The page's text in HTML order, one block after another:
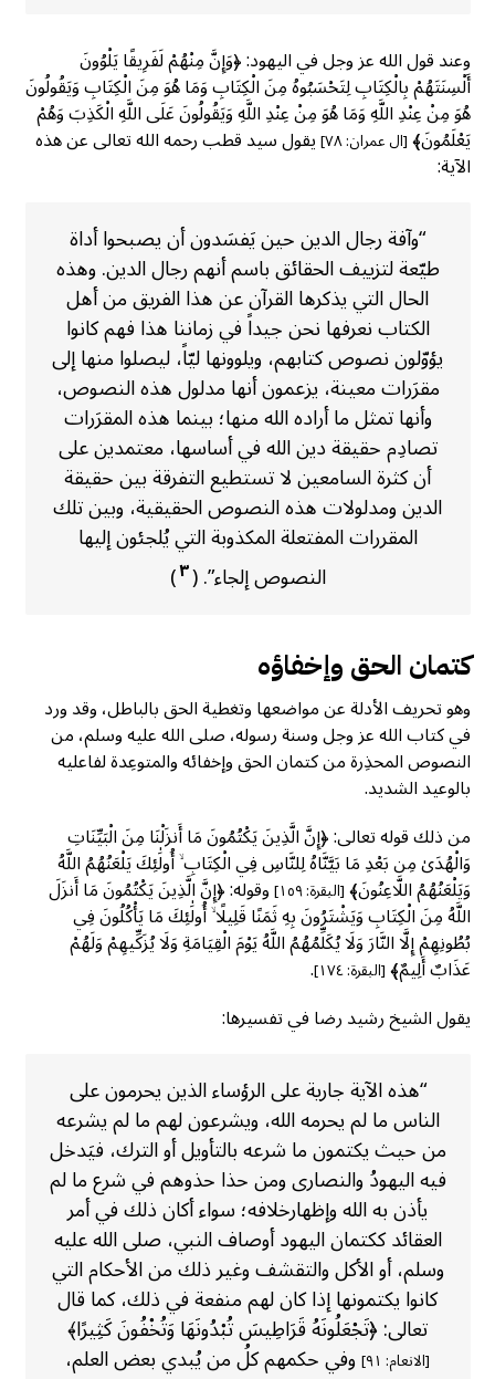
وعند قول الله عز وجل في اليهود: ﴿وَإِنَّ مِنْهُمْ لَفَرِيقًا يَلْوُونَ
أَلْسِنَتَهُمْ بِالْكِتَابِ لِتَحْسَبُوهُ مِنَ الْكِتَابِ وَمَا هُوَ مِنَ الْكِتَابِ وَيَقُولُونَ
هُوَ مِنْ عِنْدِ اللَّهِ وَمَا هُوَ مِنْ عِنْدِ اللَّهِ وَيَقُولُونَ عَلَى اللَّهِ الْكَذِبَ وَهُمْ
يَعْلَمُونَ﴾[ال عمران: ٧٨] يقول سيد قطب رحمه الله تعالى عن هذه
الآية:
“وآفة رجال الدين حين يَفسَدون أن يصبحوا أداة
طيّعة لتزييف الحقائق باسم أنهم رجال الدين. وهذه
الحال التي يذكرها القرآن عن هذا الفريق من أهل
الكتاب نعرفها نحن جيداً في زماننا هذا فهم كانوا
يؤوّلون نصوص كتابهم، ويلوونها ليّاً، ليصلوا منها إلى
مقرَرات معينة، يزعمون أنها مدلول هذه النصوص،
وأنها تمثل ما أراده الله منها؛ بينما هذه المقرَرات
تصادِم حقيقة دين الله في أساسها، معتمدين على
أن كثرة السامعين لا تستطيع التفرقة بين حقيقة
الدين ومدلولات هذه النصوص الحقيقية، وبين تلك
المقررات المفتعلة المكذوبة التي يُلجئون إليها
النصوص إلجاء”. (٣)
كتمان الحق وإخفاؤه
وهو تحريف الأدلة عن مواضعها وتغطية الحق بالباطل، وقد ورد
في كتاب الله عز وجل وسنة رسوله، صلى الله عليه وسلم، من
النصوص المحذِرة من كتمان الحق وإخفائه والمتوعِدة لفاعليه
بالوعيد الشديد.
من ذلك قوله تعالى: ﴿إِنَّ الَّذِينَ يَكْتُمُونَ مَا أَنزَلْنَا مِنَ الْبَيِّنَاتِ
وَالْهُدَىٰ مِن بَعْدِ مَا بَيَّنَّاهُ لِلنَّاسِ فِي الْكِتَابِ ۙ أُولَٰئِكَ يَلْعَنُهُمُ اللَّهُ
وَيَلْعَنُهُمُ اللَّاعِنُونَ﴾[البقرة: ١٥٩] وقوله: ﴿إِنَّ الَّذِينَ يَكْتُمُونَ مَا أَنزَلَ
اللَّهُ مِنَ الْكِتَابِ وَيَشْتَرُونَ بِهِ ثَمَنًا قَلِيلًا ۙ أُولَٰئِكَ مَا يَأْكُلُونَ فِي
بُطُونِهِمْ إِلَّا النَّارَ وَلَا يُكَلِّمُهُمُ اللَّهُ يَوْمَ الْقِيَامَةِ وَلَا يُزَكِّيهِمْ وَلَهُمْ
عَذَابٌ أَلِيمٌ﴾[البقرة: ١٧٤]
.
يقول الشيخ رشيد رضا في تفسيرها:
“هذه الآية جارية على الرؤساء الذين يحرمون على
الناس ما لم يحرمه الله، ويشرعون لهم ما لم يشرعه
من حيث يكتمون ما شرعه بالتأويل أو الترك، فيَدخل
فيه اليهودُ والنصارى ومن حذا حذوهم في شرع ما لم
يأذن به الله وإظهارخلافه؛ سواء أكان ذلك في أمر
العقائد ككتمان اليهود أوصاف النبي، صلى الله عليه
وسلم، أو الأكل والتقشف وغير ذلك من الأحكام التي
كانوا يكتمونها إذا كان لهم منفعة في ذلك، كما قال
تعالى: ﴿تَجْعَلُونَهُ قَرَاطِيسَ تُبْدُونَهَا وَتُخْفُونَ كَثِيرًا﴾
[الانعام: ٩١]
وفي حكمهم كلُ من يُبدي بعض العلم،